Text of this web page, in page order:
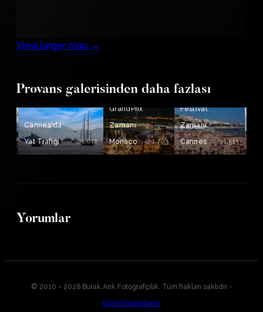
View larger map →
Provans galerisinden daha fazlası
Cannes'da
Yat Trafiği
1,812
F1
GrandPrix
Zamanı
Monaco
1,703
Festival
Zamanı
Cannes
1,513
Yorumlar
© 2010 - 2026 Burak Arık Fotoğrafçılık. Tüm hakları saklıdır. ·
Görsel lisanslama